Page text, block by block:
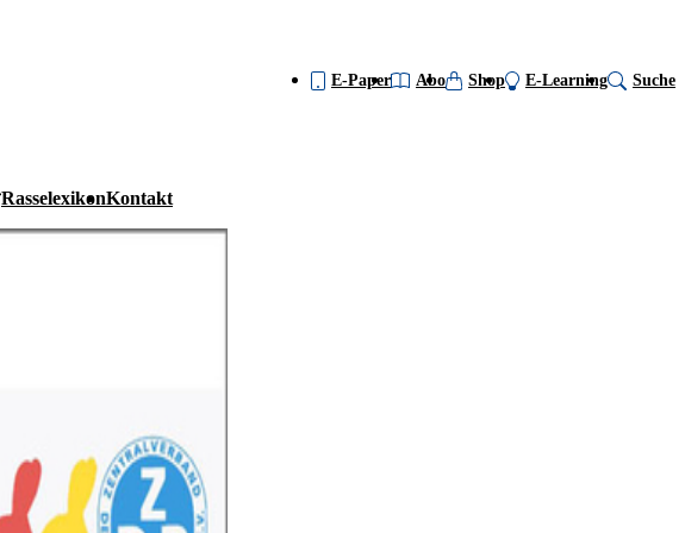
RasselexikonKontakt
E-Paper Abo Shop E-Learning Suche